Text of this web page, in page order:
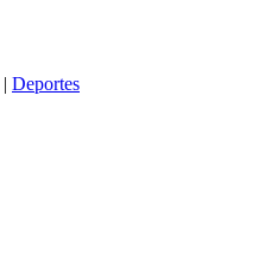
| Deportes